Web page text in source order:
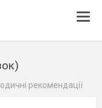
рекомендації